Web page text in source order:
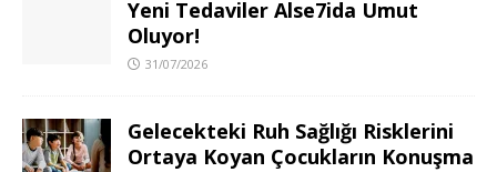
Yeni Tedaviler Alse7ida Umut
Oluyor!
31/07/2026
Gelecekteki Ruh Sağlığı Risklerini
Ortaya Koyan Çocukların Konuşma